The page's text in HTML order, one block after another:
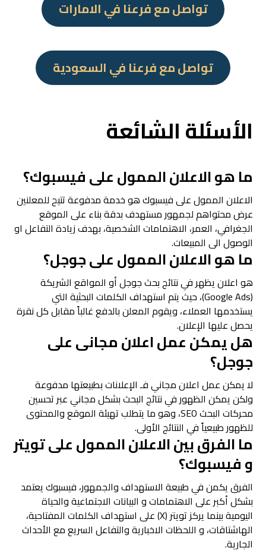
تواصل مع فرعنا في الامارات
تواصل مع فرعنا في السعودية
الأسئلة الشائعة
ما هو الاعلان الممول على فيسبوك؟
الاعلان الممول على فيسبوك هو خدمة مدفوعة تتيح للمعلنين
عرض محتواهم لجمهور مستهدف بدقة بناء على الموقع
الجغرافي، العمر، الاهتمامات الشخصية، بهدف زيادة التفاعل او
الوصول الى المبيعات.
ما هو الاعلان الممول على جوجل؟
هو اعلان يظهر في نتائج بحث جوجل أو المواقع الشريكة
(Google Ads)، حيث يتم استهداف الكلمات البحثية التي
يستخدمها العملاء، ويقوم المعلن بالدفع غالباً مقابل كل نقرة
يحصل عليها الإعلان.
هل يمكن عمل اعلان مجانى على
جوجل؟
لا يمكن عمل اعلان مجاني فـ الإعلانات بطبيعتها مدفوعة
ولكن يمكن الظهور في نتائج البحث بشكل مجاني عبر تحسين
محركات البحث SEO، وهو ما يتطلب تهيئة الموقع والمحتوى
للظهور طبيعياً في النتائج الأولى.
ما الفرق بين الاعلان الممول على تويتر
و فيسبوك؟
الفرق يكمن في طبيعة الاستهداف والجمهور، فيسبوك يعتمد
بشكل أكبر على الاهتمامات و البيانات الاجتماعية والحياة
اليومية بينما يركز تويتر (X) على استهداف الكلمات المفتاحية،
الهاشتاقات، و اللحظات الاخبارية والتفاعل السريع مع الأحداث
الجارية.